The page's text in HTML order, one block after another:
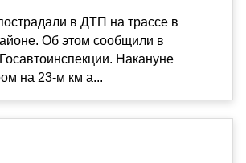
в ДТП на трассе в
Об этом сообщили в
Накануне
на 23-м км а...